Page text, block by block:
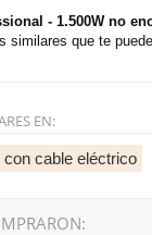
- 1.500W no
similares que te
EN:
cable eléctrico